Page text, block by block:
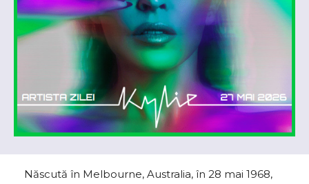
Născută în Melbourne, Australia, în 28 mai 1968,